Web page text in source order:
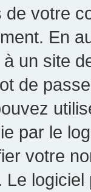
de votre
En
un site
de
par le
votre